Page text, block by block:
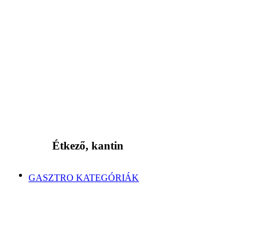
Étkező, kantin
GASZTRO KATEGÓRIÁK